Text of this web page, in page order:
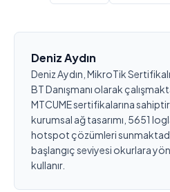
Deniz Aydın
Deniz Aydın, MikroTik
BT Danışmanı olarak
MTCUME sertifikalarına
kurumsal ağ tasarımı, 5651
hotspot çözümleri
başlangıç seviyesi okurlara
kullanır.